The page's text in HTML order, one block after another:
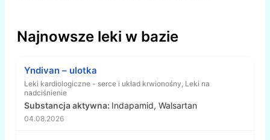
Najnowsze leki w bazie
Yndivan – ulotka
Leki kardiologiczne - serce i układ krwionośny, Leki na
nadciśnienie
Substancja aktywna: Indapamid, Walsartan
04.08.2026